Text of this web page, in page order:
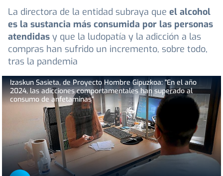
La directora de la entidad subraya que el alcohol
es la sustancia más consumida por las personas
atendidas y que la ludopatía y la adicción a las
compras han sufrido un incremento, sobre todo,
tras la pandemia
Izaskun Sasieta, de Proyecto Hombre Gipuzkoa: "En el año
2024, las adicciones comportamentales han superado al
consumo de anfetaminas"